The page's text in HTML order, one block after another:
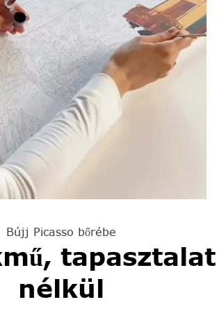
Bújj Picasso bőrébe
tapasztalat
nélkül